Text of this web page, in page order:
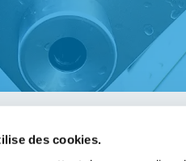
des cookies.